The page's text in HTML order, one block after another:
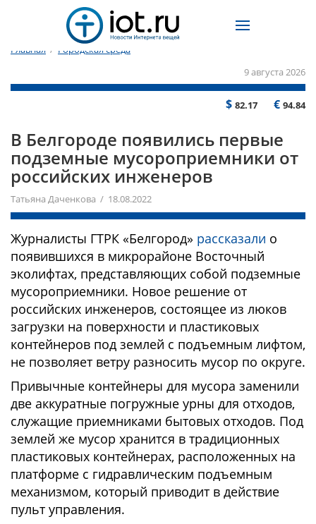
Главная / Городская среда
9 августа 2026
$ 82.17 € 94.84
В Белгороде появились первые
подземные мусороприемники от
российских инженеров
Татьяна Даченкова / 18.08.2022
Журналисты ГТРК «Белгород» рассказали о
появившихся в микрорайоне Восточный
эколифтах, представляющих собой подземные
мусороприемники. Новое решение от
российских инженеров, состоящее из люков
загрузки на поверхности и пластиковых
контейнеров под землей с подъемным лифтом,
не позволяет ветру разносить мусор по округе.
Привычные контейнеры для мусора заменили
две аккуратные погружные урны для отходов,
служащие приемниками бытовых отходов. Под
землей же мусор хранится в традиционных
пластиковых контейнерах, расположенных на
платформе с гидравлическим подъемным
механизмом, который приводит в действие
пульт управления.